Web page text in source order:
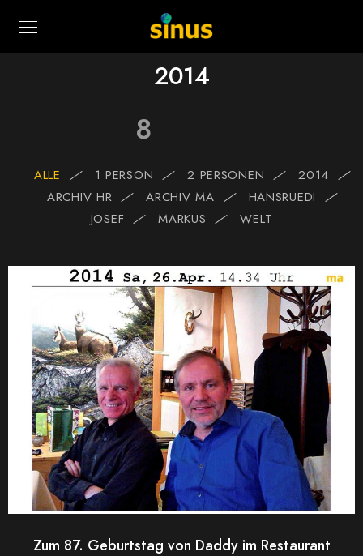
2014
8
ALLE 1 PERSON 2 PERSONEN
2014
ARCHIV HR
ARCHIV MA
HANSRUEDI
JOSEF
MARKUS WELT
0
Zum 87. Geburtstag von Daddy im Restaurant